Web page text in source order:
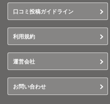
口コミ投稿ガイドライン
利用規約
運営会社
お問い合わせ